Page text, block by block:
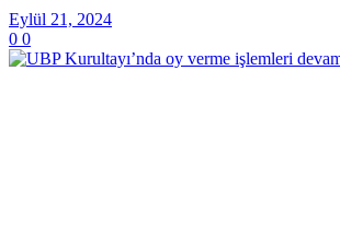
Eylül 21, 2024
0 0